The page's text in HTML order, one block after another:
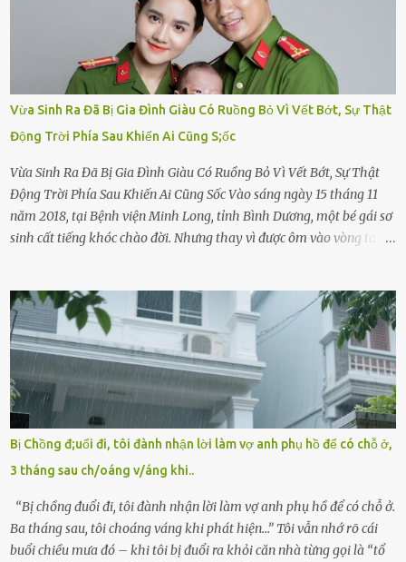
Vừa Sinh Ra Đã Bị Gia Đình Giàu Có Ruồng Bỏ Vì Vết Bớt, Sự Thật
Động Trời Phía Sau Khiến Ai Cũng S;ốc
Vừa Sinh Ra Đã Bị Gia Đình Giàu Có Ruồng Bỏ Vì Vết Bớt, Sự Thật
Động Trời Phía Sau Khiến Ai Cũng Sốc Vào sáng ngày 15 tháng 11
năm 2018, tại Bệnh viện Minh Long, tỉnh Bình Dương, một bé gái sơ
sinh cất tiếng khóc chào đời. Nhưng thay vì được ôm vào vòng tay
hảo, địa vị cao sang của ông Trần Quốc Tùng xem như điềm gở. Ông
Tùng, một doanh nhân quyền lực có tiếng ở Bình Dương, cùng vợ là
bà Đỗ Thị Nga, lập tức ra quyết định nhẫn tâm: bỏ lại đứa trẻ. Họ
viện cớ “không đủ khả năng nuôi dưỡng” và ký vào giấy từ chối
quyền giám hộ, yêu cầu bệnh viện xử lý bé như một trường hợp bị
bỏ rơi. Trong khi ấy, con gái ruột của họ – Trần Lệ Mi – vẫn đang
mê man sau sinh, hoàn toàn không hay biết chuyện gì xảy ra.
Thiếu úy Nguyễn Thị Mai, một nữ cảnh sát công tác tại địa phương,
tình cờ chứng kiến giây phút bé bị đưa đi trong lặng lẽ. Nét mặt đỏ
hỏn, bàn tay bé xíu co quắp, ...
Bị Chồng đ;uổi đi, tôi đành nhận lời làm vợ anh phụ hồ để có chỗ ở,
3 tháng sau ch/oáng v/áng khi..
“Bị chồng đuổi đi, tôi đành nhận lời làm vợ anh phụ hồ để có chỗ ở.
Ba tháng sau, tôi choáng váng khi phát hiện…” Tôi vẫn nhớ rõ cái
buổi chiều mưa đó – khi tôi bị đuổi ra khỏi căn nhà từng gọi là “tổ